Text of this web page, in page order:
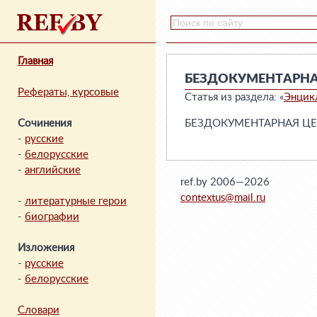
Главная
Рефераты, курсовые
Сочинения
- русские
- белорусские
- английские
- литературные герои
- биографии
Изложения
- русские
- белорусские
Словари
Статья из раздела: «
БЕЗДОКУМЕНТАРНАЯ
ref.by 2006—2026
contextus@mail.ru